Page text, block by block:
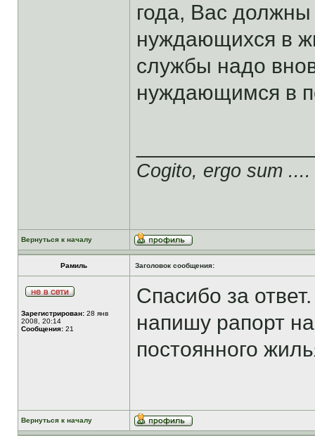
года, Вас
нуждающихся в
службы надо
нуждающимся в
Cogito, ergo sum ....
Вернуться к началу
Рамиль Заголовок сообщения:
Зарегистрирован: 28 янв
2008, 20:14
Сообщения: 21
Спасибо за
напишу рапорт
постоянного
Вернуться к началу